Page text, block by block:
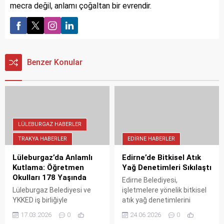
mecra değil, anlamı çoğaltan bir evrendir.
Benzer Konular
LÜLEBURGAZ HABERLER
TRAKYA HABERLER
Lüleburgaz’da Anlamlı
Kutlama: Öğretmen
Okulları 178 Yaşında
Lüleburgaz Belediyesi ve
YKKED iş birliğiyle
Öğretmen Okulları"
17.03.2026 0
EDIRNE HABERLER
Edirne’de Bitkisel Atık
Yağ Denetimleri Sıkılaştı
Edirne Belediyesi,
işletmelere yönelik bitkisel
atık yağ denetimlerini
önleme ve atık yağların
24.06.2026 0